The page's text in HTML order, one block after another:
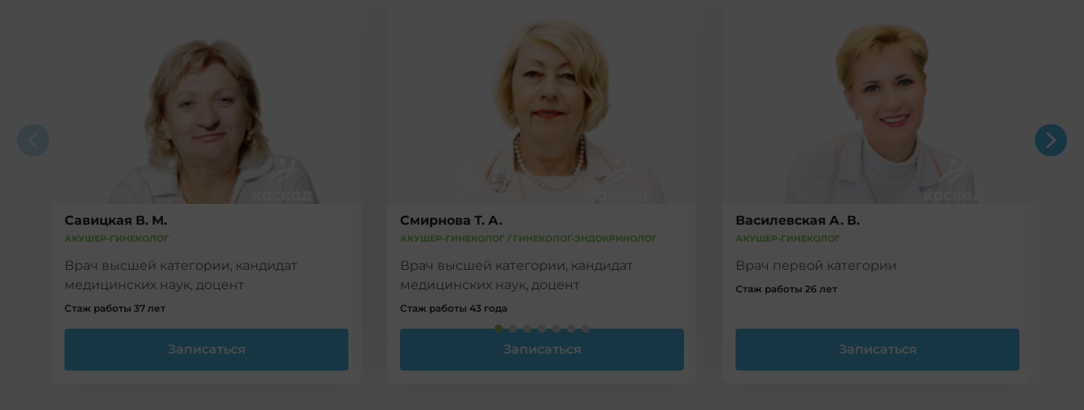
Савицкая В. М.
АКУШЕР-ГИНЕКОЛОГ
Врач высшей категории, кандидат
медицинских наук, доцент
Стаж работы 37 лет
Записаться
Смирнова Т. А.
АКУШЕР-ГИНЕКОЛОГ / ГИНЕКОЛОГ-ЭНДОКРИНОЛОГ
Врач высшей категории, кандидат
медицинских наук, доцент
Стаж работы 43 года
Записаться
Василевская А. В.
АКУШЕР-ГИНЕКОЛОГ
Врач первой категории
Стаж работы 26 лет
Записаться